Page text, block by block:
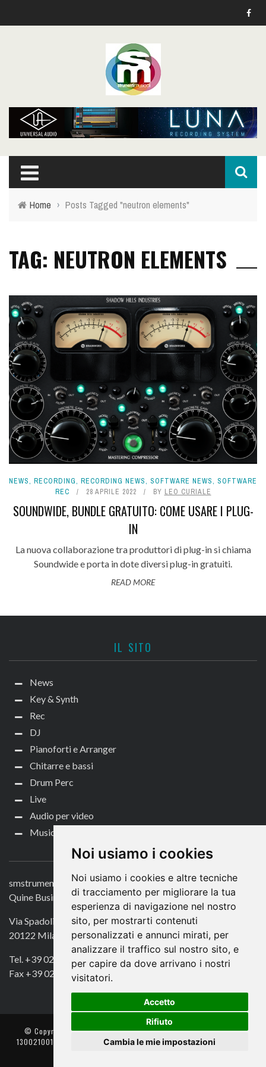
Noi usiamo i cookies
Noi usiamo i cookies e altre tecniche
di tracciamento per migliorare la tua
esperienza di navigazione nel nostro
sito, per mostrarti contenuti
personalizzati e annunci mirati, per
analizzare il traffico sul nostro sito, e
per capire da dove arrivano i nostri
visitatori.
Accetto
Rifiuto
Cambia le mie impostazioni
Home › Posts Tagged "neutron elements"
TAG: NEUTRON ELEMENTS
NEWS, RECORDING, RECORDING NEWS, SOFTWARE NEWS, SOFTWARE
REC
28 APRILE 2022 BY LEO CURIALE
SOUNDWIDE, BUNDLE GRATUITO: COME USARE I PLUG-
IN
La nuova collaborazione tra produttori di plug-in si chiama
Soundwide e porta in dote diversi plug-in gratuiti.
READ MORE
IL SITO
News
Key & Synth
Rec
DJ
Pianoforti e Arranger
Chitarre e bassi
Drum Perc
Live
Audio per video
Music Life
CONTATTACI
smstrumentimusicali.it
Quine Business Publisher
Via Spadolini 7
20122 Milano
Tel. +39 02 49756990
Fax +39 02 72016740
© Copyright 2018. All Rights Reserved -- Quine srl – C.F./P IVA
13002100157 – Responsabile della Protezione dei Dati: Avv. Monica